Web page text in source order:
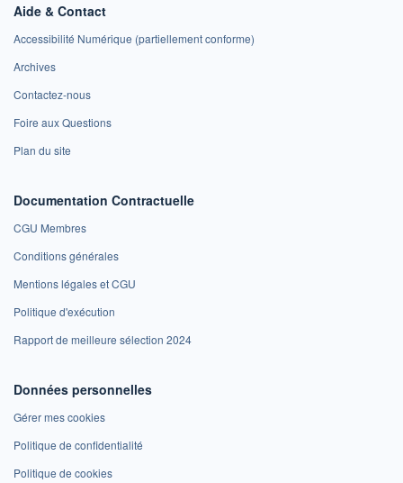
Aide & Contact
Accessibilité Numérique (partiellement conforme)
Archives
Contactez-nous
Foire aux Questions
Plan du site
Documentation Contractuelle
CGU Membres
Conditions générales
Mentions légales et CGU
Politique d'exécution
Rapport de meilleure sélection 2024
Données personnelles
Gérer mes cookies
Politique de confidentialité
Politique de cookies